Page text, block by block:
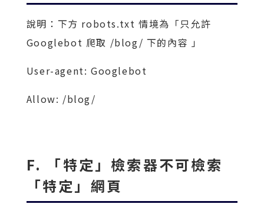
說明：下方 robots.txt 情境為「只允許
Googlebot 爬取 /blog/ 下的內容 」
User-agent: Googlebot
Allow: /blog/
F. 「特定」檢索器不可檢索
「特定」網頁